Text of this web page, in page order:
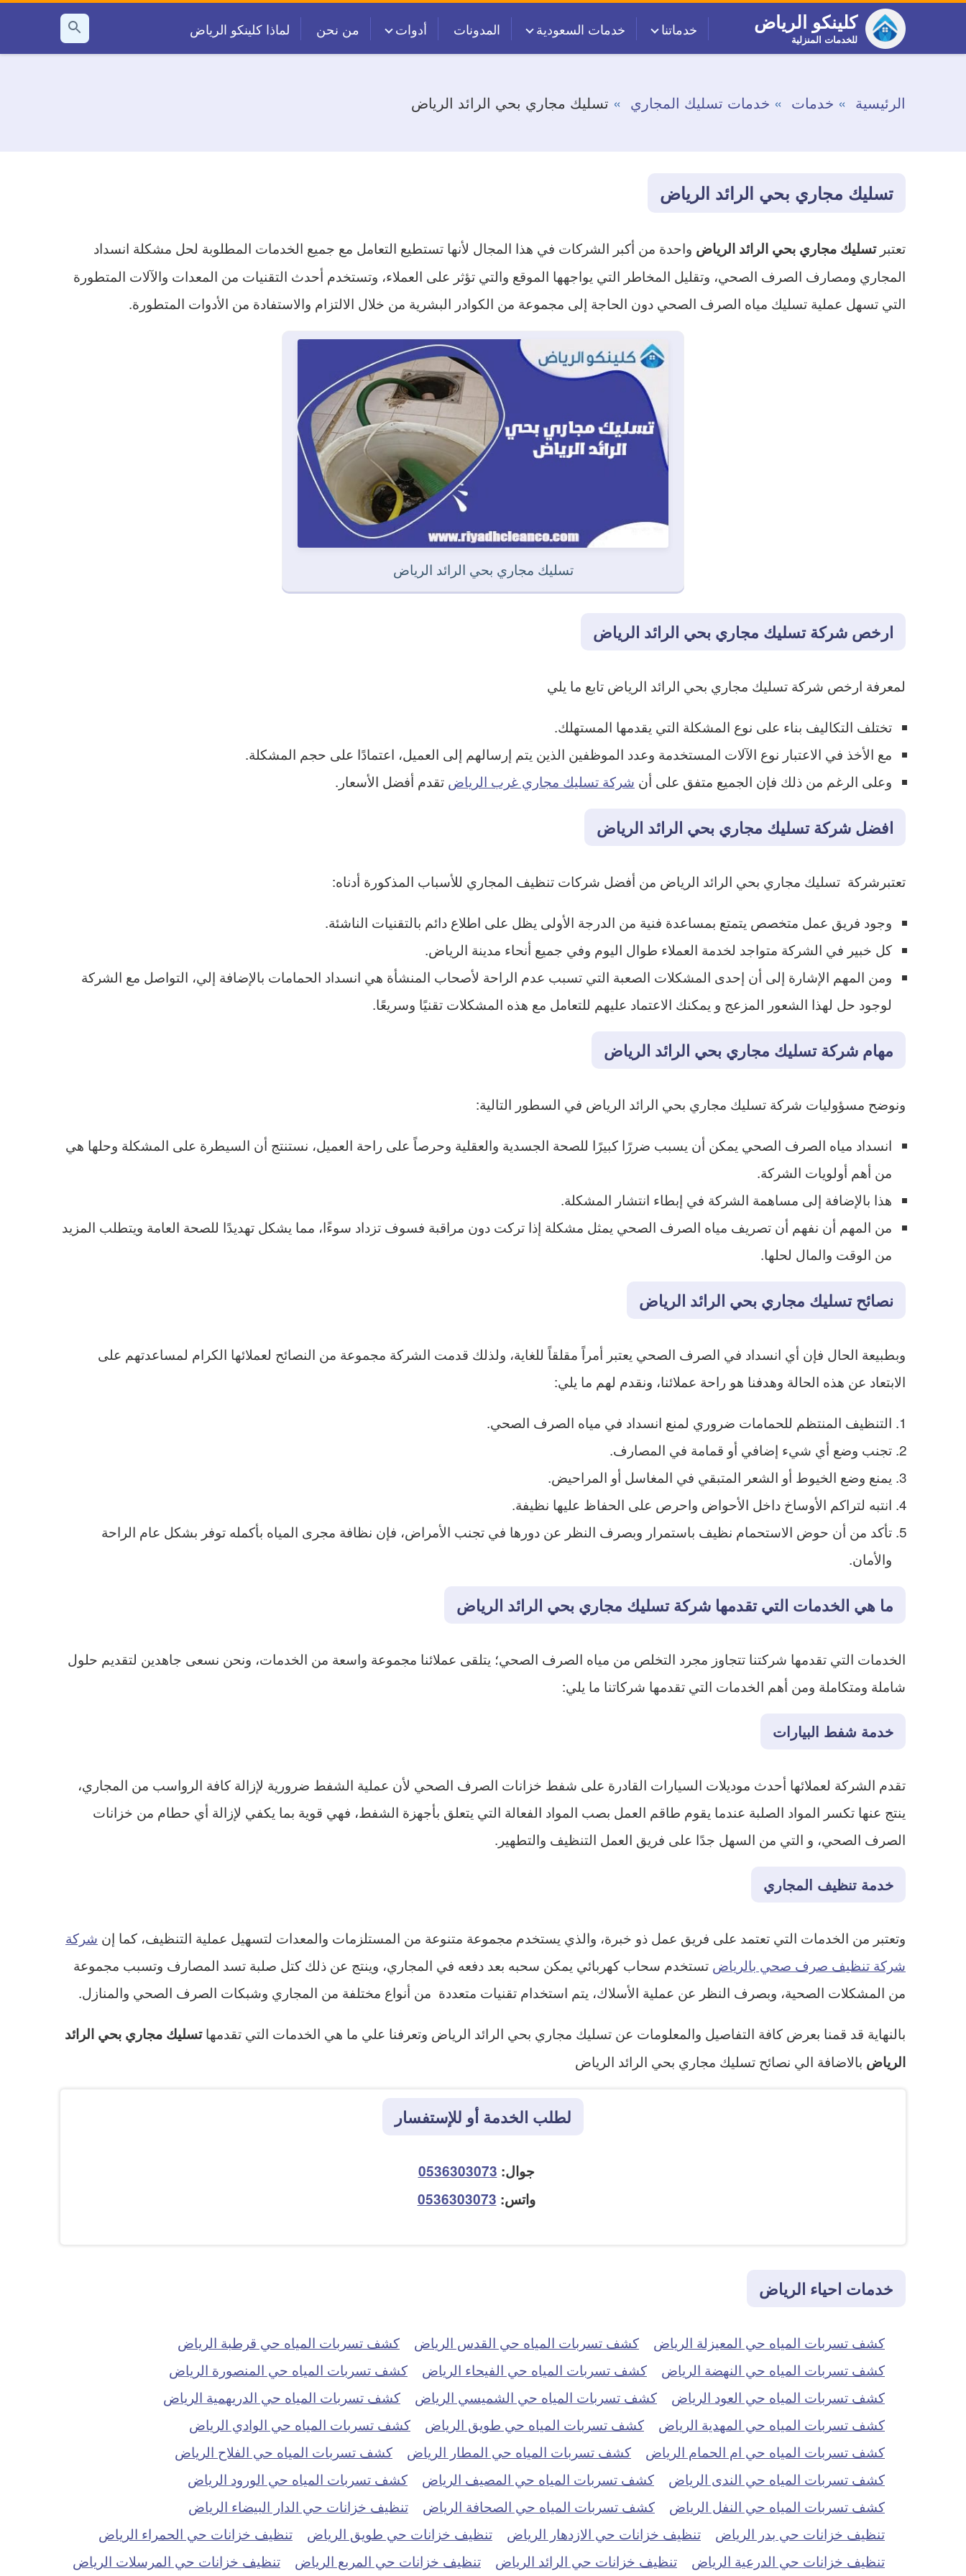
كلينكو الرياض
للخدمات المنزلية
خدماتنا خدمات السعودية المدونات أدوات من نحن لماذا كلينكو الرياض
بحث
عن
الرئيسية خدمات خدمات تسليك المجاري تسليك مجاري بحي الرائد الرياض
تسليك مجاري بحي الرائد الرياض
تعتبرتسليك مجاري بحي الرائد الرياض واحدة من أكبر الشركات في هذا المجال لأنها تستطيع التعامل مع جميع الخدمات المطلوبة لحل مشكلة انسداد
المجاري ومصارف الصرف الصحي، وتقليل المخاطر التي يواجهها الموقع والتي تؤثر على العملاء، وتستخدم أحدث التقنيات من المعدات والآلات المتطورة
التي تسهل عملية تسليك مياه الصرف الصحي دون الحاجة إلى مجموعة من الكوادر البشرية من خلال الالتزام والاستفادة من الأدوات المتطورة.
تسليك مجاري بحي الرائد الرياض
ارخص شركة تسليك مجاري بحي الرائد الرياض
لمعرفة ارخص شركة تسليك مجاري بحي الرائد الرياض تابع ما يلي
تختلف التكاليف بناء على نوع المشكلة التي يقدمها المستهلك.
مع الأخذ في الاعتبار نوع الآلات المستخدمة وعدد الموظفين الذين يتم إرسالهم إلى العميل، اعتمادًا على حجم المشكلة.
وعلى الرغم من ذلك فإن الجميع متفق على أن شركة تسليك مجاري غرب الرياض تقدم أفضل الأسعار.
افضل شركة تسليك مجاري بحي الرائد الرياض
تعتبرشركة تسليك مجاري بحي الرائد الرياض من أفضل شركات تنظيف المجاري للأسباب المذكورة أدناه:
وجود فريق عمل متخصص يتمتع بمساعدة فنية من الدرجة الأولى يظل على اطلاع دائم بالتقنيات الناشئة.
كل خبير في الشركة متواجد لخدمة العملاء طوال اليوم وفي جميع أنحاء مدينة الرياض.
ومن المهم الإشارة إلى أن إحدى المشكلات الصعبة التي تسبب عدم الراحة لأصحاب المنشأة هي انسداد الحمامات بالإضافة إلي، التواصل مع الشركة
لوجود حل لهذا الشعور المزعج و يمكنك الاعتماد عليهم للتعامل مع هذه المشكلات تقنيًا وسريعًا.
مهام شركة تسليك مجاري بحي الرائد الرياض
ونوضح مسؤوليات شركة تسليك مجاري بحي الرائد الرياض في السطور التالية:
انسداد مياه الصرف الصحي يمكن أن يسبب ضررًا كبيرًا للصحة الجسدية والعقلية وحرصاً على راحة العميل، نستنتج أن السيطرة على المشكلة وحلها هي
من أهم أولويات الشركة.
هذا بالإضافة إلى مساهمة الشركة في إبطاء انتشار المشكلة.
من المهم أن نفهم أن تصريف مياه الصرف الصحي يمثل مشكلة إذا تركت دون مراقبة فسوف تزداد سوءًا، مما يشكل تهديدًا للصحة العامة ويتطلب المزيد
من الوقت والمال لحلها.
نصائح تسليك مجاري بحي الرائد الرياض
وبطبيعة الحال فإن أي انسداد في الصرف الصحي يعتبر أمراً مقلقاً للغاية، ولذلك قدمت الشركة مجموعة من النصائح لعملائها الكرام لمساعدتهم على
الابتعاد عن هذه الحالة وهدفنا هو راحة عملائنا، ونقدم لهم ما يلي:
التنظيف المنتظم للحمامات ضروري لمنع انسداد في مياه الصرف الصحي.
تجنب وضع أي شيء إضافي أو قمامة في المصارف.
يمنع وضع الخيوط أو الشعر المتبقي في المغاسل أو المراحيض.
انتبه لتراكم الأوساخ داخل الأحواض واحرص على الحفاظ عليها نظيفة.
تأكد من أن حوض الاستحمام نظيف باستمرار وبصرف النظر عن دورها في تجنب الأمراض، فإن نظافة مجرى المياه بأكمله توفر بشكل عام الراحة
والأمان.
ما هي الخدمات التي تقدمها شركة تسليك مجاري بحي الرائد الرياض
الخدمات التي تقدمها شركتنا تتجاوز مجرد التخلص من مياه الصرف الصحي؛ يتلقى عملائنا مجموعة واسعة من الخدمات، ونحن نسعى جاهدين لتقديم حلول
شاملة ومتكاملة ومن أهم الخدمات التي تقدمها شركاتنا ما يلي:
خدمة شفط البيارات
تقدم الشركة لعملائها أحدث موديلات السيارات القادرة على شفط خزانات الصرف الصحي لأن عملية الشفط ضرورية لإزالة كافة الرواسب من المجاري،
ينتج عنها تكسر المواد الصلبة عندما يقوم طاقم العمل بصب المواد الفعالة التي يتعلق بأجهزة الشفط، فهي قوية بما يكفي لإزالة أي حطام من خزانات
الصرف الصحي، و التي من السهل جدًا على فريق العمل التنظيف والتطهير.
خدمة تنظيف المجاري
وتعتبر من الخدمات التي تعتمد على فريق عمل ذو خبرة، والذي يستخدم مجموعة متنوعة من المستلزمات والمعدات لتسهيل عملية التنظيف، كما إن شركة
شركة تنظيف صرف صحي بالرياض تستخدم سحاب كهربائي يمكن سحبه بعد دفعه في المجاري، وينتج عن ذلك كتل صلبة تسد المصارف وتسبب مجموعة
من المشكلات الصحية، وبصرف النظر عن عملية الأسلاك، يتم استخدام تقنيات متعددة من أنواع مختلفة من المجاري وشبكات الصرف الصحي والمنازل.
بالنهاية قد قمنا بعرض كافة التفاصيل والمعلومات عن تسليك مجاري بحي الرائد الرياض وتعرفنا علي ما هي الخدمات التي تقدمهاتسليك مجاري بحي الرائد
الرياض بالاضافة الي نصائح تسليك مجاري بحي الرائد الرياض
لطلب الخدمة أو للإستفسار
جوال: 0536303073
واتس: 0536303073
خدمات احياء الرياض
كشف تسربات المياه حي المعيزلة الرياض كشف تسربات المياه حي القدس الرياض
كشف تسربات المياه حي قرطبة الرياض
كشف تسربات المياه حي النهضة الرياض
كشف تسربات المياه حي الفيحاء الرياض
كشف تسربات المياه حي المنصورة الرياض
كشف تسربات المياه حي العود الرياض
كشف تسربات المياه حي الشميسي الرياض
كشف تسربات المياه حي الدريهمية الرياض
كشف تسربات المياه حي المهدية الرياض
كشف تسربات المياه حي طويق الرياض
كشف تسربات المياه حي الوادي الرياض
كشف تسربات المياه حي ام الحمام الرياض
كشف تسربات المياه حي المطار الرياض
كشف تسربات المياه حي الفلاح الرياض
كشف تسربات المياه حي الندى الرياض
كشف تسربات المياه حي المصيف الرياض
كشف تسربات المياه حي الورود الرياض
كشف تسربات المياه حي النفل الرياض
كشف تسربات المياه حي الصحافة الرياض
تنظيف خزانات حي الدار البيضاء الرياض
تنظيف خزانات حي بدر الرياض
تنظيف خزانات حي الازدهار الرياض تنظيف خزانات حي طويق الرياض
تنظيف خزانات حي الحمراء الرياض
تنظيف خزانات حي الدرعية الرياض
تنظيف خزانات حي الرائد الرياض تنظيف خزانات حي المربع الرياض تنظيف خزانات حي المرسلات الرياض